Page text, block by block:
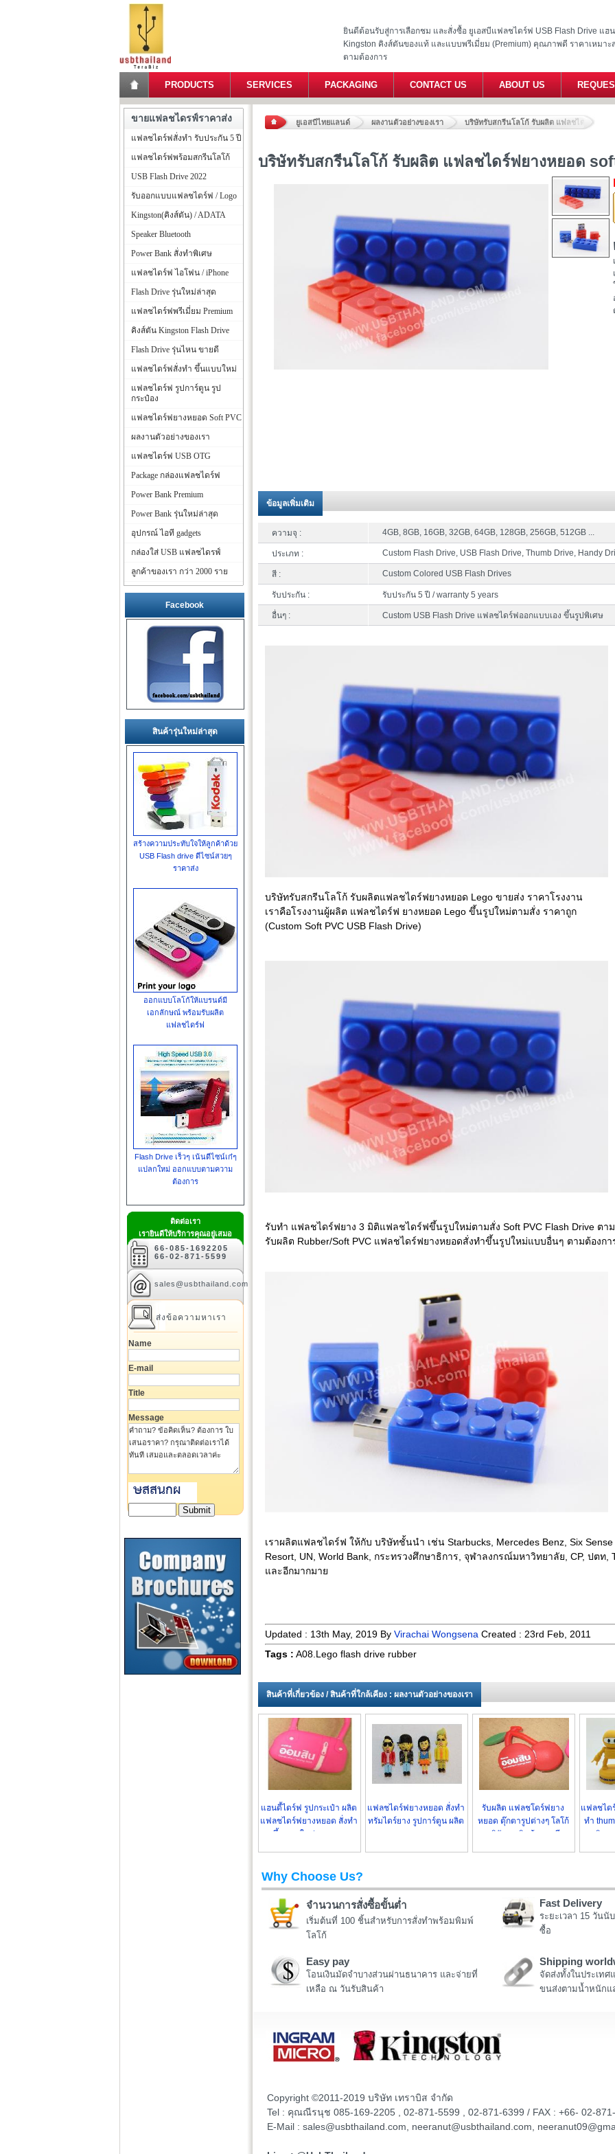
ยินดีต้อนรับสู่การเลือกชม และสั่งซื้อ ยูเอสบีแฟลชไดร์ฟ USB Flash Drive แฮ
Kingston คิงส์ตันของแท้ และแบบพรีเมี่ยม (Premium) คุณภาพดี ราคาเหมา
ตามต้องการ
PRODUCTS SERVICES PACKAGING CONTACT US ABOUT US
ยูเอสบีไทยแลนด์ ผลงานตัวอย่างของเรา บริษัทรับสกรีนโลโก้ รับผลิต แฟลชไดร์ฟยางห
บริษัทรับสกรีนโลโก้ รับผลิต แฟลชไดร์ฟยางหยอด
ข้อมูลเพิ่มเติม
ความจุ : 4GB, 8GB, 16GB, 32GB, 64GB, 128GB, 256GB, 512GB ...
ประเภท : Custom Flash Drive, USB Flash Drive, Thumb Drive, Handy
สี : Custom Colored USB Flash Drives
รับประกัน : รับประกัน 5 ปี / warranty 5 years
อื่นๆ : Custom USB Flash Drive แฟลชไดร์ฟออกแบบเอง ขึ้นรูปพิเศษ
บริษัทรับสกรีนโลโก้ รับผลิตแฟลชไดร์ฟยางหยอด Lego ขายส่ง ราคาโรงงาน
เราคือโรงงานผู้ผลิต แฟลชไดร์ฟ ยางหยอด Lego ขึ้นรูปใหม่ตามสั่ง ราคาถูก
(Custom Soft PVC USB Flash Drive)
รับทำ แฟลชไดร์ฟยาง 3 มิติแฟลชไดร์ฟขึ้นรูปใหม่ตามสั่ง Soft PVC Flash Drive ตา
รับผลิต Rubber/Soft PVC แฟลชไดร์ฟยางหยอดสั่งทำขึ้นรูปใหม่แบบอื่นๆ ตามต้องก
เราผลิตแฟลชไดร์ฟ ให้กับ บริษัทชั้นนำ เช่น Starbucks, Mercedes Benz, Six Sense
Resort, UN, World Bank, กระทรวงศึกษาธิการ, จุฬาลงกรณ์มหาวิทยาลัย, CP, ปตท,
และอีกมากมาย
Updated : 13th May, 2019 By Virachai Wongsena Created : 23rd Feb, 2011
Tags : A08.Lego flash drive rubber
สินค้าที่เกี่ยวข้อง / สินค้าที่ใกล้เคียง : ผลงานตัวอย่างของเรา
แฮนดี้ไดร์ฟ รูปกระเป๋า ผลิต
แฟลชไดร์ฟยางหยอด สั่งทำ
ขึ้นแบบใหม่ ราคาถูก
แฟลชไดร์ฟยางหยอด สั่งทำ
ทรัมไดร์ยาง รูปการ์ตูน ผลิต
รับผลิต แฟลชโดร์ฟยาง
หยอด ตุ๊กตารูปต่างๆ โลโก้
บริษัทฯ - สินค้าขายดี
แฟลชได
ทำ
ผลิต
Why Choose Us?
จำนวนการสั่งซื้อขั้นต่ำ
เริ่มต้นที่ 100 ชิ้นสำหรับการสั่งทำพร้อมพิมพ์
โลโก้
Fast Delivery
ระยะเวลา 15 วัน
ซื้อ
Easy pay
โอนเงินมัดจำบางส่วนผ่านธนาคาร และจ่ายที่
เหลือ ณ วันรับสินค้า
Shipping
จัดส่งทั้งในประเทศ
ขนส่งตามน้ำหนักแ
Copyright ©2011-2019 บริษัท เทราบิส จำกัด
Tel : คุณณีรนุช 085-169-2205 , 02-871-5599 , 02-871-6399 / FAX : +66- 02-
E-Mail : sales@usbthailand.com, neeranut@usbthailand.com,
ขายแฟลชไดรฟ์ราคาส่ง
แฟลชไดร์ฟสั่งทำ รับประกัน 5 ปี
แฟลชไดร์ฟพร้อมสกรีนโลโก้
USB Flash Drive 2022
รับออกแบบแฟลชไดร์ฟ / Logo
Kingston(คิงส์ตัน) / ADATA
Speaker Bluetooth
Power Bank สั่งทำพิเศษ
แฟลชไดร์ฟ ไอโฟน / iPhone
Flash Drive รุ่นใหม่ล่าสุด
แฟลชไดร์ฟพรีเมี่ยม Premium
คิงส์ตัน Kingston Flash Drive
Flash Drive รุ่นไหน ขายดี
แฟลชไดร์ฟสั่งทำ ขึ้นแบบใหม่
แฟลชไดร์ฟ รูปการ์ตูน รูป
กระป๋อง
แฟลชไดร์ฟยางหยอด Soft PVC
ผลงานตัวอย่างของเรา
แฟลชไดร์ฟ USB OTG
Package กล่องแฟลชไดร์ฟ
Power Bank Premium
Power Bank รุ่นใหม่ล่าสุด
อุปกรณ์ ไอที gadgets
กล่องใส่ USB แฟลชไดรฟ์
ลูกค้าของเรา กว่า 2000 ราย
Facebook
สินค้ารุ่นใหม่ล่าสุด
สร้างความประทับใจให้ลูกค้าด้วย
USB Flash drive ดีไซน์สวยๆ
ราคาส่ง
ออกแบบโลโก้ให้แบรนด์มี
เอกลักษณ์ พร้อมรับผลิต
แฟลชไดร์ฟ
Flash Drive เร็วๆ เน้นดีไซน์เก๋ๆ
แปลกใหม่ ออกแบบตามความ
ต้องการ
ติดต่อเรา
เรายินดีให้บริการคุณอยู่เสมอ
66-085-1692205
66-02-871-5599
sales@usbthailand.com
ส่งข้อความหาเรา
Name
E-mail
Title
Message